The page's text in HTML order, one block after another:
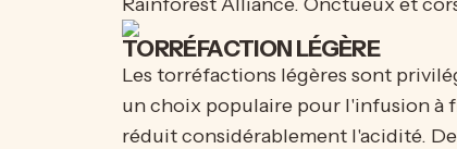
TORRÉFACTION LÉGÈRE
Les torréfactions légères sont
un choix populaire pour l'infusion à
réduit considérablement l'acidité.